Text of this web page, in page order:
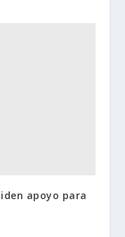
apoyo para